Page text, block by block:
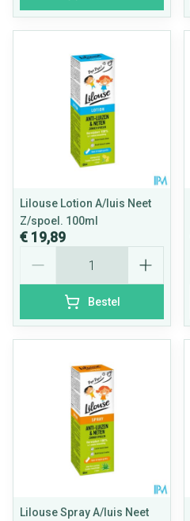
Lilouse Lotion A/luis Neet
Z/spoel. 100ml
€ 19,89
Bestel
Lilouse Spray A/luis Neet